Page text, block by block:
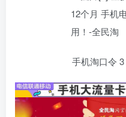
手机淘口令